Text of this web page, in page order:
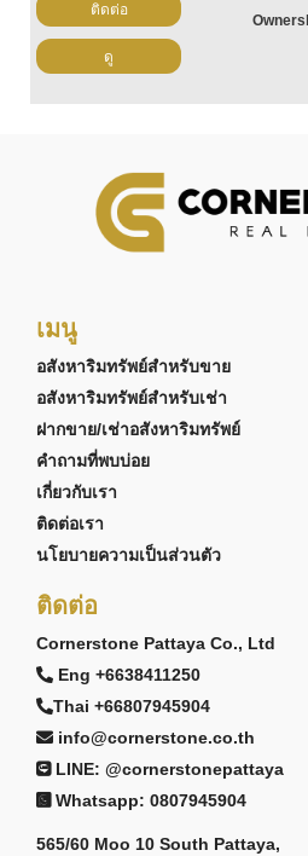
ติดต่อ
ดู
เมนู
อสังหาริมทรัพย์สำหรับขาย
อสังหาริมทรัพย์สำหรับเช่า
ฝากขาย/เช่าอสังหาริมทรัพย์
คำถามที่พบบ่อย
เกี่ยวกับเรา
ติดต่อเรา
นโยบายความเป็นส่วนตัว
ติดต่อ
Cornerstone Pattaya Co., Ltd
Eng +6638411250
Thai +66807945904
info@cornerstone.co.th
LINE: @cornerstonepattaya
Whatsapp: 0807945904
565/60 Moo 10 South Pattaya,